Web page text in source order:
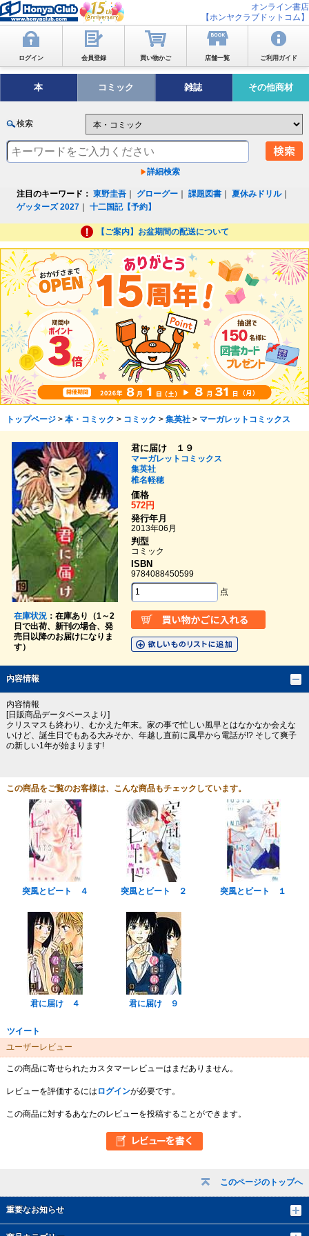
オンライン書店
【ホンヤクラブドットコム】
ログイン 会員登録 買い物かご 店舗一覧 ご利用ガイド
本 コミック 雑誌 その他商材
検索
詳細検索
注目のキーワード： 東野圭吾 グローグー ｜課題図書 ｜夏休みドリル｜
ゲッターズ 2027 ｜十二国記【予約】
【ご案内】お盆期間の配送について
このページのトップへ
重要なお知らせ
トップページ> 本・コミック > コミック > 集英社> マーガレットコミックス
在庫状況：在庫あり（1～2
日で出荷、新刊の場合、発
売日以降のお届けになりま
す）
君に届け １９
マーガレットコミックス
集英社
椎名軽穂
価格
572円
発行年月
2013年06月
判型
コミック
ISBN
9784088450599
点
内容情報
内容情報
[日販商品データベースより]
クリスマスも終わり、むかえた年末。家の事で忙しい風早とはなかなか会えな
いけど、誕生日でもある大みそか、年越し直前に風早から電話が!? そして爽子
の新しい1年が始まります!
この商品をご覧のお客様は、こんな商品もチェックしています。
突風とビート ４ 突風とビート ２ 突風とビート １
君に届け ４ 君に届け ９
ツイート
ユーザーレビュー
この商品に寄せられたカスタマーレビューはまだありません。
レビューを評価するには ログインが必要です。
この商品に対するあなたのレビューを投稿することができます。